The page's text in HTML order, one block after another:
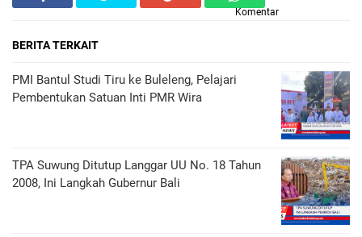
Komentar
BERITA TERKAIT
PMI Bantul Studi Tiru ke Buleleng, Pelajari
Pembentukan Satuan Inti PMR Wira
TPA Suwung Ditutup Langgar UU No. 18 Tahun
2008, Ini Langkah Gubernur Bali